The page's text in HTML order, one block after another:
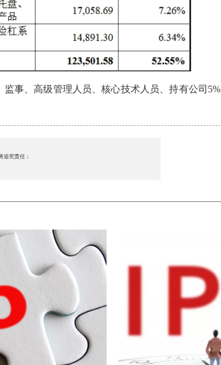
事、高级管理人员、核心技术人员、持有公司5%
究责任；